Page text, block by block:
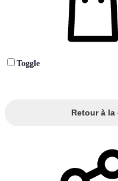
Toggle
Retour à la